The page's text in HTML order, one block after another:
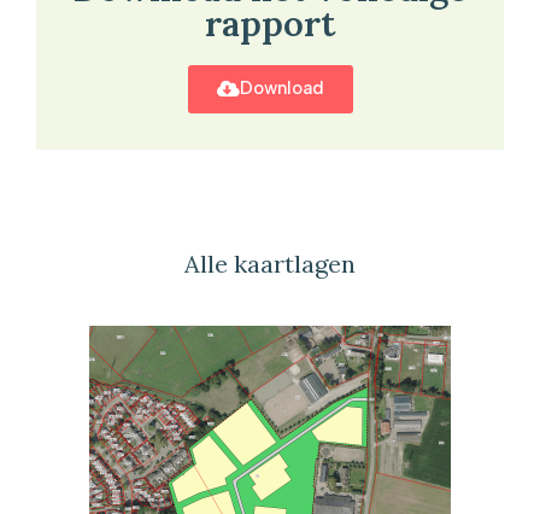
rapport
Download
Alle kaartlagen